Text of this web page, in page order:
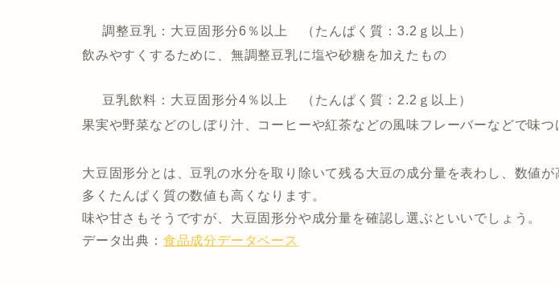
調整豆乳：大豆固形分6％以上 （たんぱく質：3.2ｇ以上）
飲みやすくするために、無調整豆乳に塩や砂糖を加えたもの
豆乳飲料：大豆固形分4％以上 （たんぱく質：2.2ｇ以上）
果実や野菜などのしぼり汁、コーヒーや紅茶などの風味フレーバーなどで味つ
大豆固形分とは、豆乳の水分を取り除いて残る大豆の成分量を表わし、数値
多くたんぱく質の数値も高くなります 。
味や甘さもそうですが、大豆固形分や成分量を確認し選ぶといいでしょう。
データ出典： 食品成分データベース